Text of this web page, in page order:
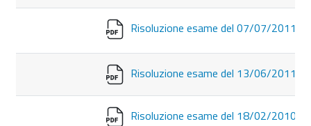
Risoluzione esame del 07/07/2011
Risoluzione esame del 13/06/2011
Risoluzione esame del 18/02/2010